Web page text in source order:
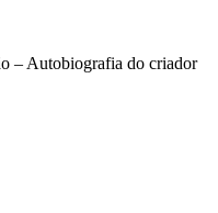
– Autobiografia do criador